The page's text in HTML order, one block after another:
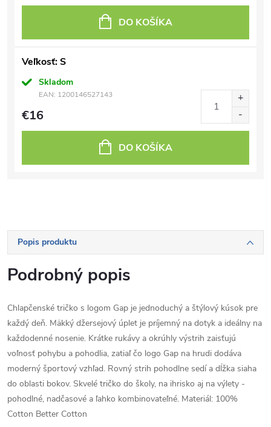
DO KOŠÍKA
Veľkosť: S
Skladom
EAN: 1200146527143
€16
DO KOŠÍKA
Popis produktu
Podrobný popis
Chlapčenské tričko s logom Gap je jednoduchý a štýlový kúsok pre
každý deň. Mäkký džersejový úplet je príjemný na dotyk a ideálny na
každodenné nosenie. Krátke rukávy a okrúhly výstrih zaisťujú
voľnosť pohybu a pohodlia, zatiaľ čo logo Gap na hrudi dodáva
moderný športový vzhľad. Rovný strih pohodlne sedí a dĺžka siaha
do oblasti bokov. Skvelé tričko do školy, na ihrisko aj na výlety -
pohodlné, nadčasové a ľahko kombinovateľné. Materiál: 100%
Cotton Better Cotton